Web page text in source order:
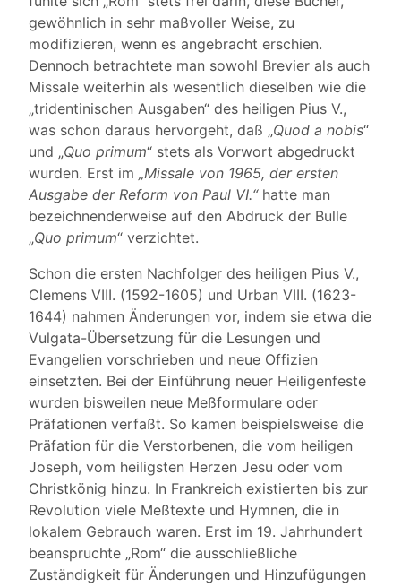
gewöhnlich in sehr maßvoller Weise, zu
modifizieren, wenn es angebracht erschien.
Dennoch betrachtete man sowohl Brevier als auch
Missale weiterhin als wesentlich dieselben wie die
„tridentinischen Ausgaben“ des heiligen Pius V.,
was schon daraus hervorgeht, daß „Quod a nobis“
und „Quo primum“ stets als Vorwort abgedruckt
wurden. Erst im „Missale von 1965, der ersten
Ausgabe der Reform von Paul VI.“hatte man
bezeichnenderweise auf den Abdruck der Bulle
„Quo primum“ verzichtet.
Schon die ersten Nachfolger des heiligen Pius V.,
Clemens VIII. (1592-1605) und Urban VIII. (1623-
1644) nahmen Änderungen vor, indem sie etwa die
Vulgata-Übersetzung für die Lesungen und
Evangelien vorschrieben und neue Offizien
einsetzten. Bei der Einführung neuer Heiligenfeste
wurden bisweilen neue Meßformulare oder
Präfationen verfaßt. So kamen beispielsweise die
Präfation für die Verstorbenen, die vom heiligen
Joseph, vom heiligsten Herzen Jesu oder vom
Christkönig hinzu. In Frankreich existierten bis zur
Revolution viele Meßtexte und Hymnen, die in
lokalem Gebrauch waren. Erst im 19. Jahrhundert
beanspruchte „Rom“ die ausschließliche
Zuständigkeit für Änderungen und Hinzufügungen